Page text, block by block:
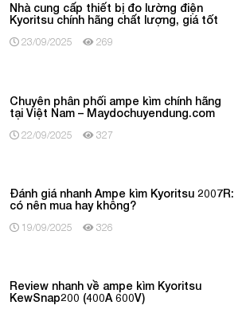
Nhà cung cấp thiết bị đo lường điện
Kyoritsu chính hãng chất lượng, giá tốt
23/09/2025 269
Chuyên phân phối ampe kìm chính hãng
tại Việt Nam – Maydochuyendung.com
22/09/2025 327
Đánh giá nhanh Ampe kìm Kyoritsu 2007R:
có nên mua hay không?
19/09/2025 326
Review nhanh về ampe kìm Kyoritsu
KewSnap200 (400A 600V)